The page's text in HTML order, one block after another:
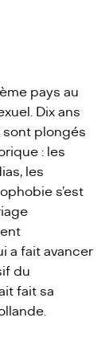
pays au
Dix ans
sont plongés
: les
les
s’est
a fait avancer
du
fait sa